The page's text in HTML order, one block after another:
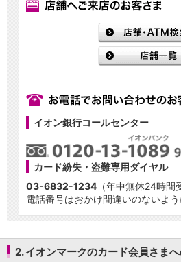
国民年金基金
ロボアドバイザークラウドファンディ
WealthNavi for イオン銀行（ロボアドバ
まいクラウドファンディング
ローン
住宅ローン
新規お借入れの方
お借換えの方
フラット35
リ・バース60
カードローン
目的別ローン
目的別ローンマイページ
保険TOP
個人年金保険
イオン銀行コールセンター
カード紛失・盗難専用ダイヤル
03-6832-1234 （年中無休24時間
電話番号はおかけ間違いのないよう
2. イオンマークのカード会員さま